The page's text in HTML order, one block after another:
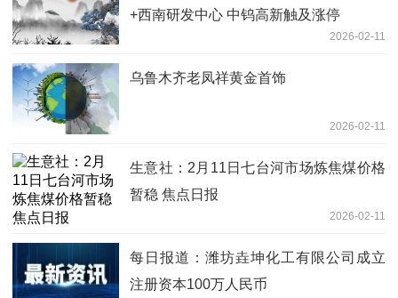
+西南研发中心 中钨高新触及涨停
2026-02-11
乌鲁木齐老凤祥黄金首饰
2026-02-11
生意社：2月11日七台河市场炼焦煤价格
暂稳 焦点日报
2026-02-11
每日报道：潍坊垚坤化工有限公司成立
注册资本100万人民币